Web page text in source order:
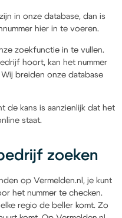
in onze database, dan is
hier in te voeren.
zoekfunctie in te vullen.
hoort, kan het nummer
breiden onze database
de kans is aanzienlijk dat het
staat.
zoeken
op Vermelden.nl, je kunt
het nummer te checken.
regio de beller komt. Zo